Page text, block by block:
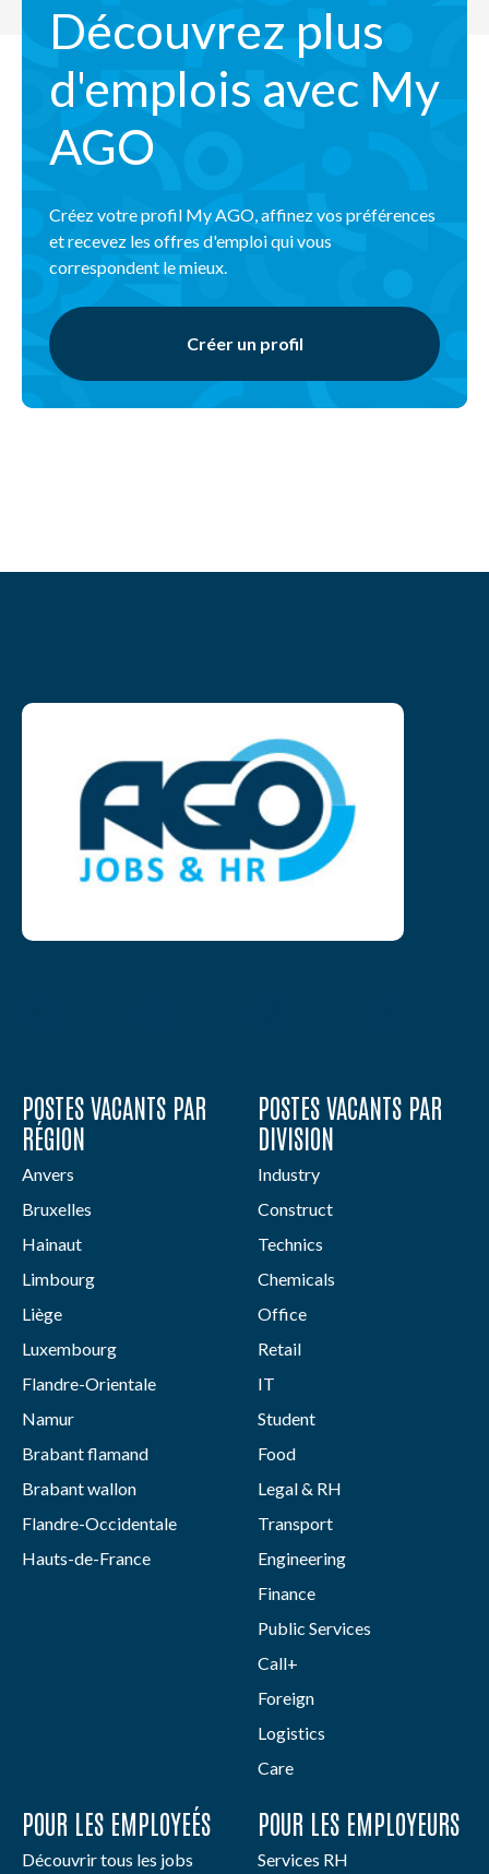
Découvrez plus
d'emplois avec My
AGO
Créez votre profil My AGO, affinez vos préférences
et recevez les offres d'emploi qui vous
correspondent le mieux.
Créer un profil
POSTES VACANTS PAR
RÉGION
Anvers
Bruxelles
Hainaut
Limbourg
Liège
Luxembourg
Flandre-Orientale
Namur
Brabant flamand
Brabant wallon
Flandre-Occidentale
Hauts-de-France
POSTES VACANTS PAR
DIVISION
Industry
Construct
Technics
Chemicals
Office
Retail
IT
Student
Food
Legal & RH
Transport
Engineering
Finance
Public Services
Call+
Foreign
Logistics
Care
POUR LES EMPLOYEÉS
Découvrir tous les jobs
POUR LES EMPLOYEURS
Services RH